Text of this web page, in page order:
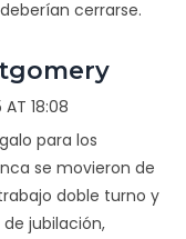
cerrarse.
18:08
para los
se movieron de
doble turno y
jubilación,